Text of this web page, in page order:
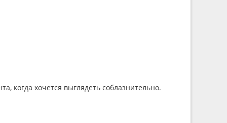
когда хочется выглядеть соблазнительно.